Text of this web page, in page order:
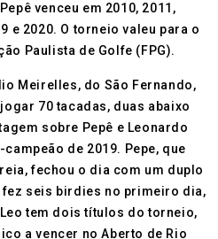
venceu em 2010, 2011,
e 2020. O torneio valeu para o
Paulista de Golfe (FPG).
Meirelles, do São Fernando,
70 tacadas, duas abaixo
sobre Pepê e Leonardo
de 2019. Pepe, que
fechou o dia com um duplo
fez seis birdies no primeiro dia,
tem dois títulos do torneio,
a vencer no Aberto de Rio